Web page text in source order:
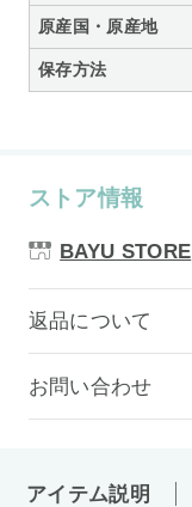
原産国・原産地
保存方法
ストア情報
BAYU STORE
返品について
お問い合わせ
アイテム説明